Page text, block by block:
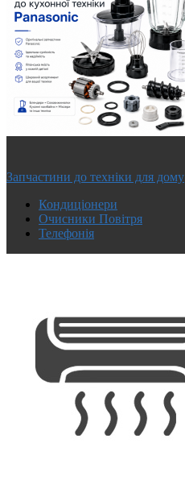
Запчастини до техніки для дому
Кондиціонери
Очисники Повітря
Телефонія